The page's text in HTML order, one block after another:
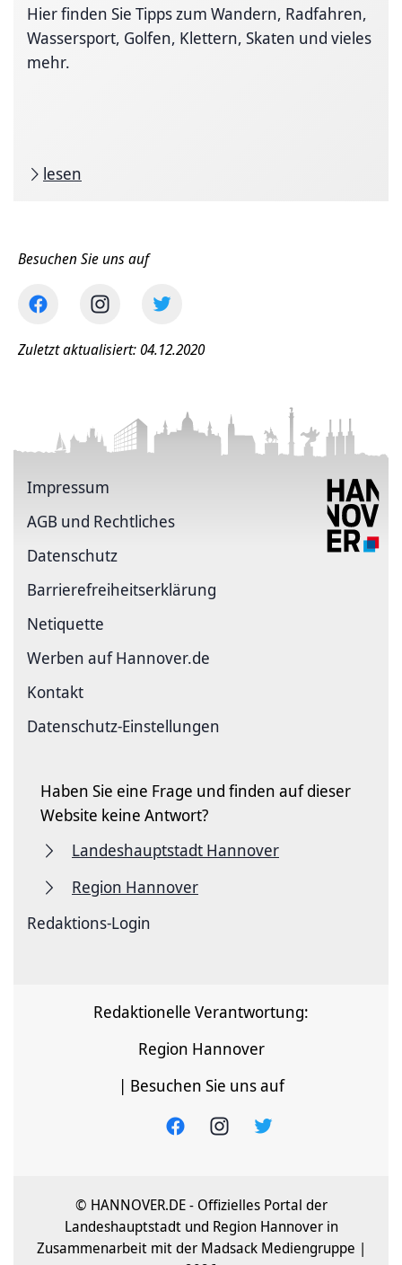
Hier finden Sie Tipps zum Wandern, Radfahren,
Wassersport, Golfen, Klettern, Skaten und vieles
mehr.
lesen
Besuchen Sie uns auf
Zuletzt aktualisiert: 04.12.2020
Impressum
AGB und Rechtliches
Datenschutz
Barriere­freiheits­erklärung
Netiquette
Werben auf Hannover.de
Kontakt
Datenschutz-Einstellungen
Haben Sie eine Frage und finden auf dieser
Website keine Antwort?
Landeshauptstadt Hannover
Region Hannover
Redaktions-Login
Redaktionelle Verantwortung:
Region Hannover
| Besuchen Sie uns auf
© HANNOVER.DE - Offizielles Portal der
Landeshauptstadt und Region Hannover in
Zusammenarbeit mit der Madsack Mediengruppe |